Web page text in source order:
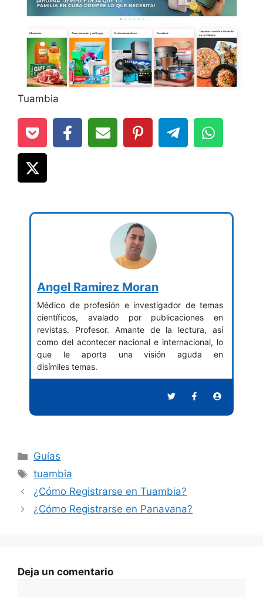
Tuambia
Angel Ramirez Moran
Médico de profesión e investigador de temas
científicos, avalado por publicaciones en
revistas. Profesor. Amante de la lectura, así
como del acontecer nacional e internacional, lo
que le aporta una visión aguda en
disímiles temas.
Categorías
Guías
Etiquetas
tuambia
¿Cómo Registrarse en Tuambia?
¿Cómo Registrarse en Panavana?
Deja un comentario